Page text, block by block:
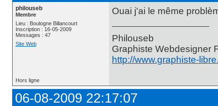
philouseb
Membre
Lieu : Boulogne Billancourt
Inscription : 16-05-2009
Messages : 47
Site Web
Ouai j'ai le même
Philouseb
Graphiste Webdesigner
http://www.graphiste-
Hors ligne
06-08-2009 22:17:07